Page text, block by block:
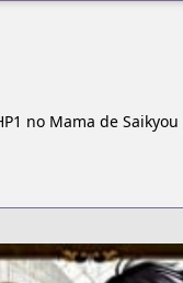
no Mama de